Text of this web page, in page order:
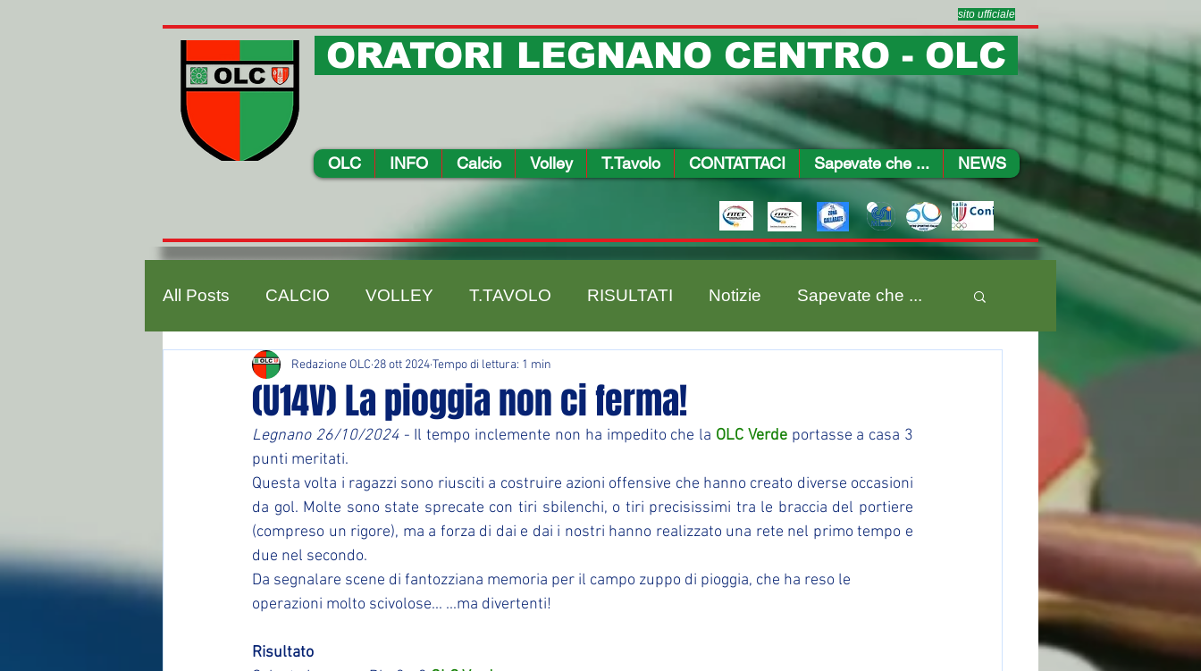
sito ufficiale
ORATORI LEGNANO CENTRO - OLC
OLC INFO Calcio Volley T.Tavolo CONTATTACI Sapevate che ... NEWS
All Posts CALCIO VOLLEY T.TAVOLO RISULTATI Notizie Sapevate che ...
(U14V) La pioggia non ci ferma!
Redazione OLC 28 ott 2024Tempo di lettura: 1 min
Legnano 26/10/2024 - Il tempo inclemente non ha impedito che la OLC Verde portasse a casa 3
punti meritati.
Questa volta i ragazzi sono riusciti a costruire azioni offensive che hanno creato diverse occasioni
da gol. Molte sono state sprecate con tiri sbilenchi, o tiri precisissimi tra le braccia del portiere
(compreso un rigore), ma a forza di dai e dai i nostri hanno realizzato una rete nel primo tempo e
due nel secondo.
Da segnalare scene di fantozziana memoria per il campo zuppo di pioggia, che ha reso le
operazioni molto scivolose... ...ma divertenti!
Risultato